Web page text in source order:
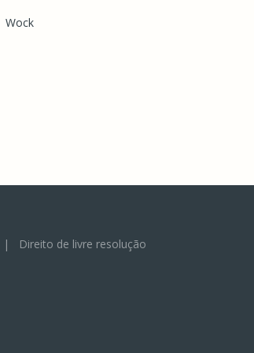
Wock
| Direito de livre resolução